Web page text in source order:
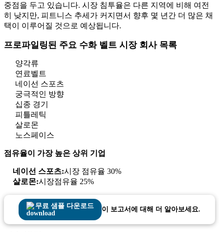
중점을 두고 있습니다. 시장 침투율은 다른 지역에 비해 여전
히 낮지만, 피트니스 추세가 커지면서 향후 몇 년간 더 많은 채
택이 이루어질 것으로 예상됩니다.
프로파일링된 주요 수화 벨트 시장 회사 목록
양각류
연료벨트
네이선 스포츠
궁극적인 방향
십종 경기
피틀레틱
살로몬
노스페이스
점유율이 가장 높은 상위 기업
네이선 스포츠:시장 점유율 30%
살로몬:시장점유율 25%
무료 샘플 다운로드 이 보고서에 대해 더 알아보세요.